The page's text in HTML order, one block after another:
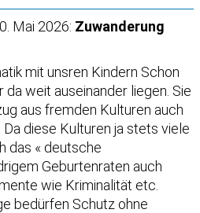
Mai 2026: Zuwanderung
mit unsren Kindern Schon
da weit auseinander liegen. Sie
aus fremden Kulturen auch
diese Kulturen ja stets viele
das « deutsche
Geburtenraten auch
wie Kriminalität etc.
bedürfen Schutz ohne